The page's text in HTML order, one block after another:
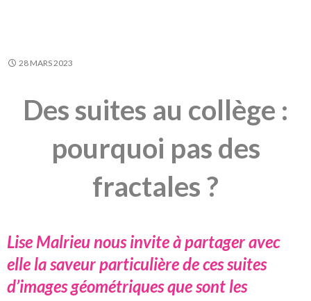
28 MARS 2023
Des suites au collège :
pourquoi pas des
fractales ?
Lise Malrieu nous invite à partager avec
elle la saveur particulière de ces suites
d’images géométriques que sont les